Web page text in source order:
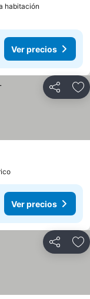
habitación
Ver precios
Compartir
Ver precios
Compartir